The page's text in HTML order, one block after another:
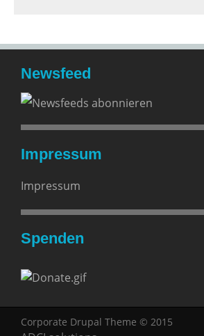
Newsfeed
Impressum
Impressum
Spenden
Corporate Drupal Theme © 2015